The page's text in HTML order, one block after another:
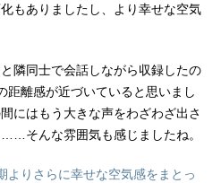
もありましたし、より幸せな空気
隣同士で会話しながら収録したの
距離感が近づいていると思いまし
にはもう大きな声をわざわざ出さ
そんな雰囲気も感じましたね。
りさらに幸せな空気感をまとっ